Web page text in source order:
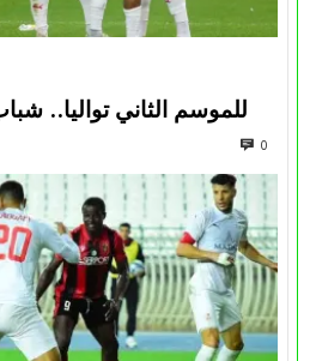
للموسم الثاني تواليا..
0